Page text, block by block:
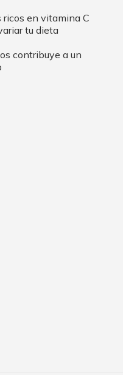
en vitamina C
tu dieta
contribuye a un